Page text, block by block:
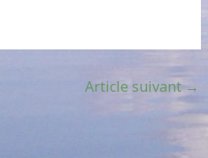
Article suivant →